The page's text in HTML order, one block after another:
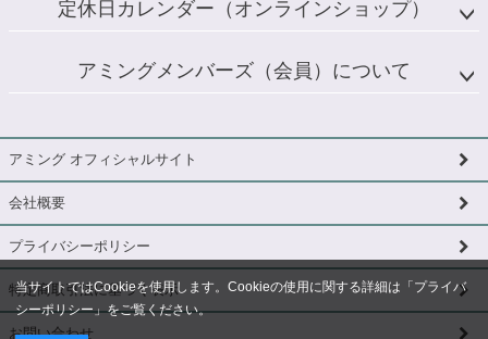
定休日カレンダー（オンラインショップ）
アミングメンバーズ（会員）について
アミング オフィシャルサイト
会社概要
プライバシーポリシー
特定商取引法に基づく表示
お問い合わせ
当サイトではCookieを使用します。Cookieの使用に関する詳細は「プライバ
シーポリシー」をご覧ください。